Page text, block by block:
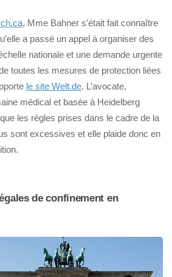
, Mme Bahner s’était fait connaître
a passé un appel à organiser des
nationale et une demande urgente
toutes les mesures de protection liées
le site Welt.de. L’avocate,
médical et basée à Heidelberg
les règles prises dans le cadre de la
sont excessives et elle plaide donc en
de confinement en